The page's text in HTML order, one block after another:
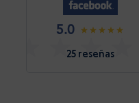
5.0
25 reseñas